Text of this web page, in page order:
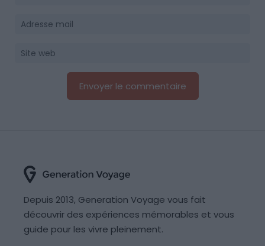
Depuis 2013, Generation Voyage vous fait
découvrir des expériences mémorables et vous
guide pour les vivre pleinement.